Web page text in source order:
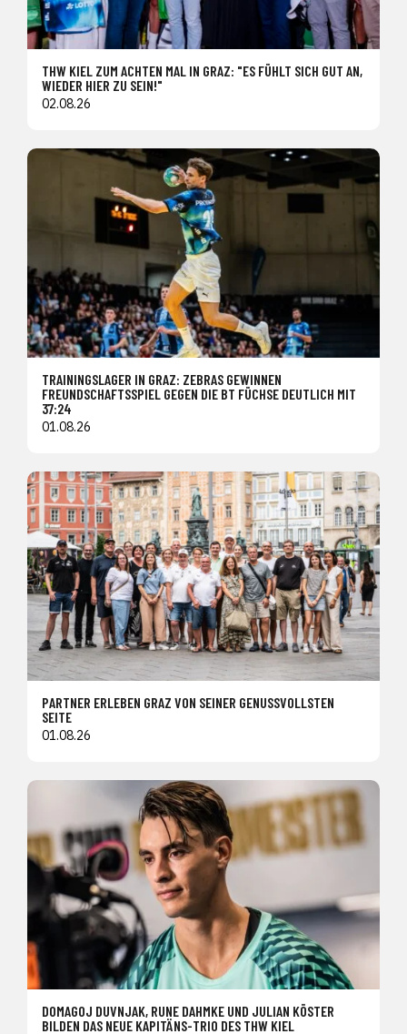
THW KIEL ZUM ACHTEN MAL IN GRAZ: "ES FÜHLT SICH GUT AN,
WIEDER HIER ZU SEIN!"
02.08.26
TRAININGSLAGER IN GRAZ: ZEBRAS GEWINNEN
FREUNDSCHAFTSSPIEL GEGEN DIE BT FÜCHSE DEUTLICH MIT
37:24
01.08.26
PARTNER ERLEBEN GRAZ VON SEINER GENUSSVOLLSTEN
SEITE
01.08.26
DOMAGOJ DUVNJAK, RUNE DAHMKE UND JULIAN KÖSTER
BILDEN DAS NEUE KAPITÄNS-TRIO DES THW KIEL